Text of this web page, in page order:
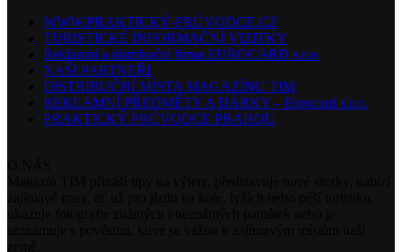
WWW.PRAKTICKÝ-PRŮVODCE.CZ
TURISTICKÉ INFORMAČNÍ VIZITKY
Reklamní a distribuční firma EUROCARD s.r.o.
NAŠI PARTNEŘI
DISTRIBUČNÍ MÍSTA MAGAZÍNU TIM
REKLAMNÍ PŘEDMĚTY A DÁRKY – Eurocard s.r.o.
PRAKTICKÝ PRŮVODCE PRAHOU